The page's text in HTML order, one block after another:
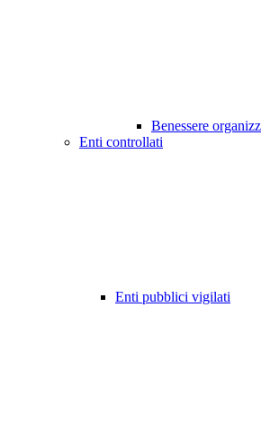
Benessere
Enti controllati
Enti pubblici vigilati